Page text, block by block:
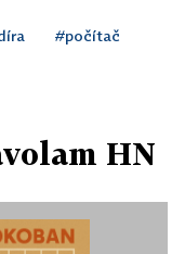
#počítač
HN